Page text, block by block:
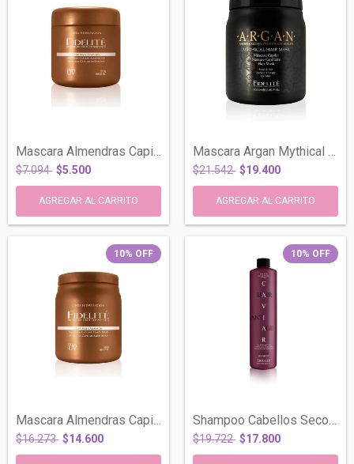
Mascara Almendras Capilar Hidratacion X...
$7.094 $5.500
Mascara Argan Mythical Capilar Todo Tipo...
$21.542 $19.400
10% OFF
Mascara Almendras Capilar Hidratacion X...
$16.273 $14.600
10% OFF
Shampoo Cabellos Secos Y Castigados Cavi...
$19.722 $17.800